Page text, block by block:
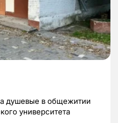
душевые в общежитии
университета